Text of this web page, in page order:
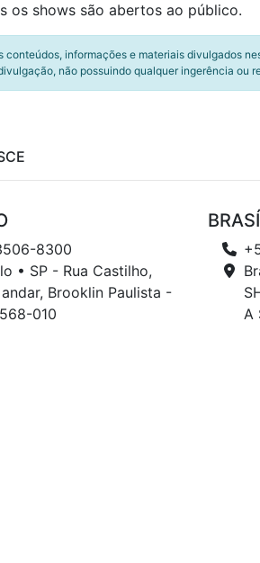
os shows são abertos ao público.
conteúdos, informações e materiais divulgados
não possuindo qualquer ingerência ou
8300
• SP - Rua Castilho,
Brooklin Paulista -
010
A